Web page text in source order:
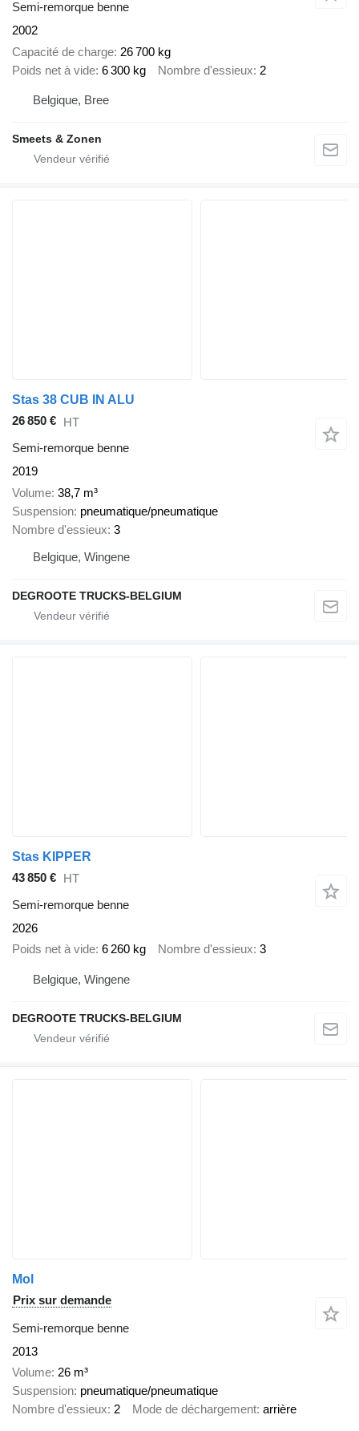
Semi-remorque benne
2002
Capacité de charge 26 700 kg
Poids net à vide 6 300 kg Nombre d'essieux 2
Belgique, Bree
Smeets & Zonen
Stas 38 CUB IN ALU
26 850 € HT
Semi-remorque benne
2019
Volume 38,7 m³
Suspension pneumatique/pneumatique
Nombre d'essieux 3
Belgique, Wingene
DEGROOTE TRUCKS-BELGIUM
Stas KIPPER
43 850 € HT
Semi-remorque benne
2026
Poids net à vide 6 260 kg Nombre d'essieux 3
Belgique, Wingene
DEGROOTE TRUCKS-BELGIUM
Mol
Prix sur demande
Semi-remorque benne
2013
Volume 26 m³
Suspension pneumatique/pneumatique
Nombre d'essieux 2 Mode de déchargement arrière